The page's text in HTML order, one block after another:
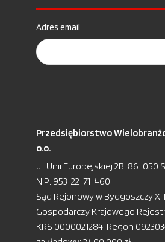
Adres email
Przedsiębiorstwo
o.o.
ul. Unii Europejskiej 2B, 86-050
NIP: 953-22-71-460
Sąd Rejonowy w Bydgoszczy
Gospodarczy Krajowego
KRS 0000021284, Regon